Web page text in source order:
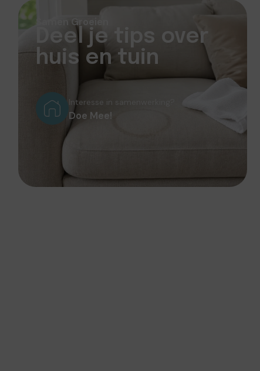
Samen Groeien
Deel je tips over
huis en tuin
Interesse in samenwerking?
Doe Mee!